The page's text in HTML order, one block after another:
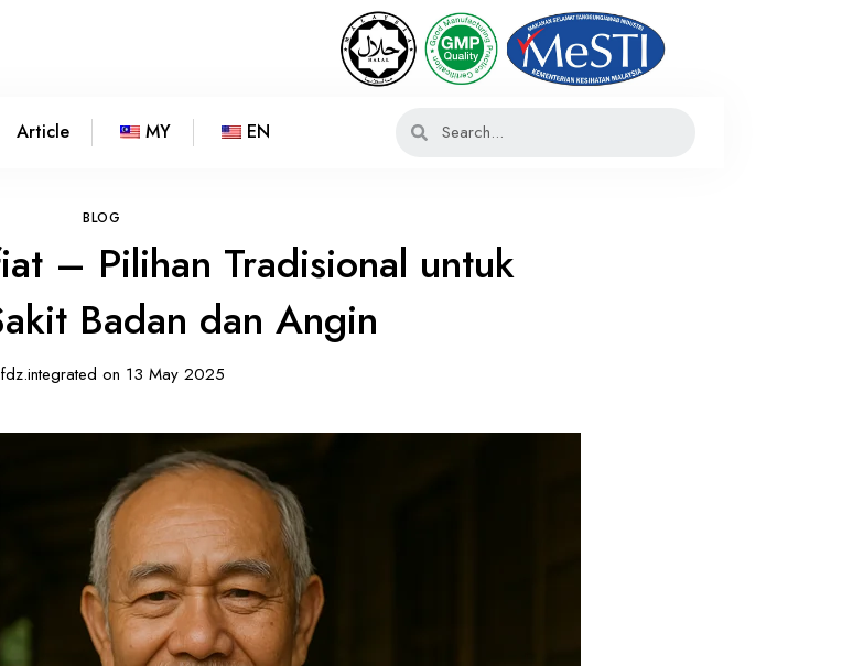
Article MY EN
BLOG
– Pilihan Tradisional untuk
Badan dan Angin
on 13 May 2025